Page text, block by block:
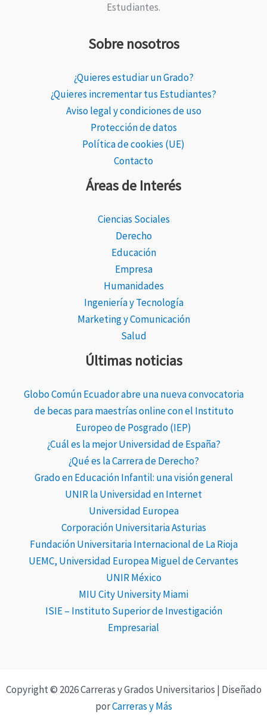
Estudiantes.
Sobre nosotros
¿Quieres estudiar un Grado?
¿Quieres incrementar tus Estudiantes?
Aviso legal y condiciones de uso
Protección de datos
Política de cookies (UE)
Contacto
Áreas de Interés
Ciencias Sociales
Derecho
Educación
Empresa
Humanidades
Ingeniería y Tecnología
Marketing y Comunicación
Salud
Últimas noticias
Globo Común Ecuador abre una nueva convocatoria
de becas para maestrías online con el Instituto
Europeo de Posgrado (IEP)
¿Cuál es la mejor Universidad de España?
¿Qué es la Carrera de Derecho?
Grado en Educación Infantil: una visión general
UNIR la Universidad en Internet
Universidad Europea
Corporación Universitaria Asturias
Fundación Universitaria Internacional de La Rioja
UEMC, Universidad Europea Miguel de Cervantes
UNIR México
MIU City University Miami
ISIE – Instituto Superior de Investigación
Empresarial
Copyright © 2026 Carreras y Grados Universitarios | Diseñado
porCarreras y Más